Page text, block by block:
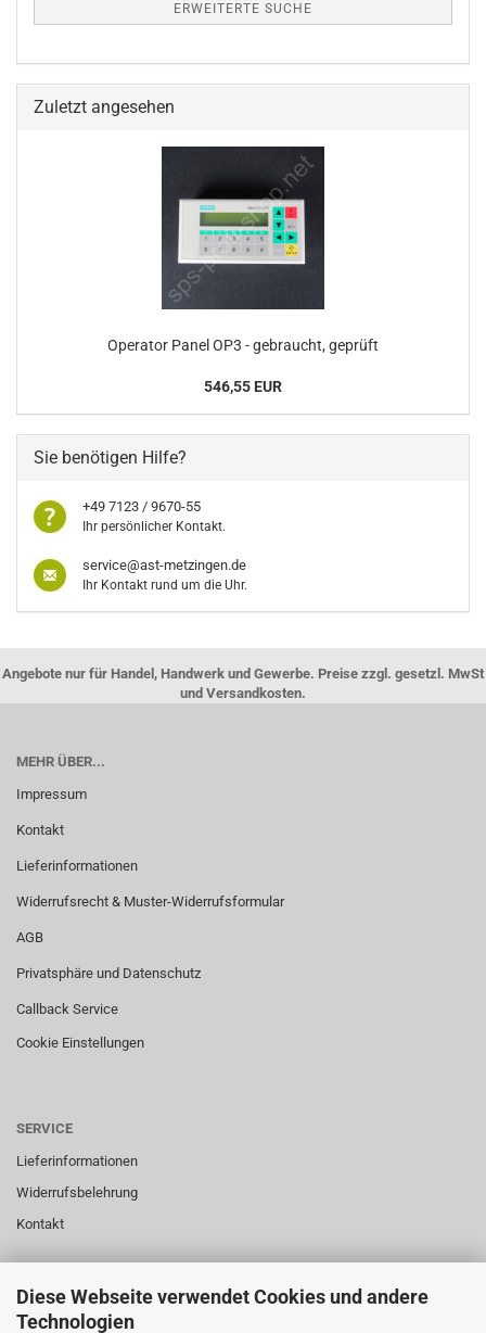
Diese Webseite verwendet Cookies und andere
Technologien
ERWEITERTE SUCHE
Zuletzt angesehen
Operator Panel OP3 - gebraucht, geprüft
546,55 EUR
Sie benötigen Hilfe?
+49 7123 / 9670-55
Ihr persönlicher Kontakt.
service@ast-metzingen.de
Ihr Kontakt rund um die Uhr.
Angebote nur für Handel, Handwerk und Gewerbe. Preise zzgl. gesetzl. MwSt
und Versandkosten.
MEHR ÜBER...
Impressum
Kontakt
Lieferinformationen
Widerrufsrecht & Muster-Widerrufsformular
AGB
Privatsphäre und Datenschutz
Callback Service
Cookie Einstellungen
SERVICE
Lieferinformationen
Widerrufsbelehrung
Kontakt
SERVICE